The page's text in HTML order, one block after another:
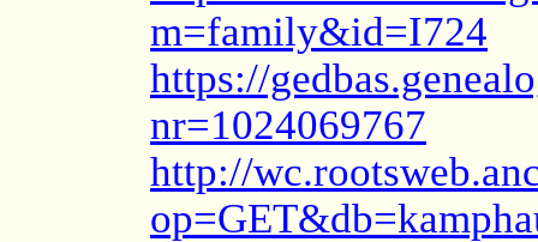
m=family&id=I724
https://
nr=1024069767
http://